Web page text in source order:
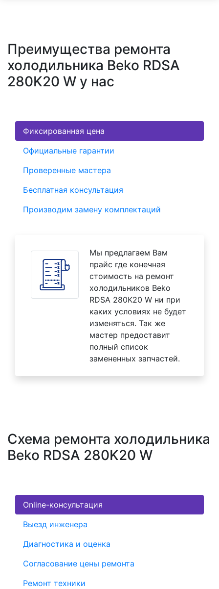
Преимущества ремонта
холодильника Beko RDSA
280K20 W у нас
Фиксированная цена
Официальные гарантии
Проверенные мастера
Бесплатная консультация
Производим замену комплектаций
Мы предлагаем Вам
прайс где конечная
стоимость на ремонт
холодильников Beko
RDSA 280K20 W ни при
каких условиях не будет
изменяться. Так же
мастер предоставит
полный список
замененных запчастей.
Схема ремонта холодильника
Beko RDSA 280K20 W
Online-консультация
Выезд инженера
Диагностика и оценка
Согласование цены ремонта
Ремонт техники